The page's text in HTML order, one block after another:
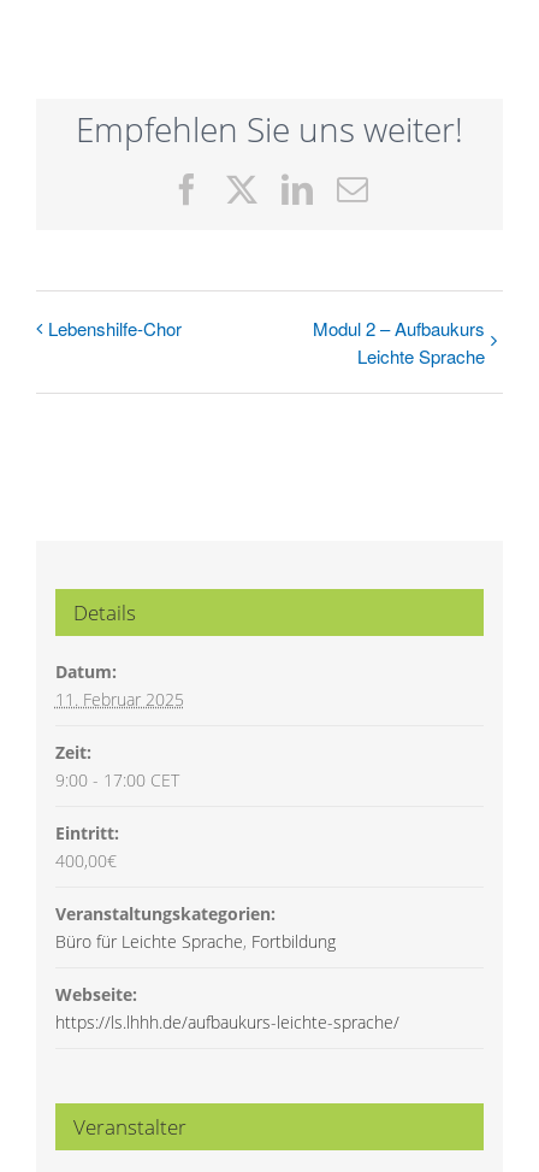
Empfehlen Sie uns weiter!
FacebookLinkedIn
E-
Lebens­hilfe-­Chor
Modul 2 – Aufbaukurs
Leichte Sprache
Details
Datum:
11. Februar 2025
Zeit:
9:00 - 17:00 CET
Eintritt:
400,00€
Veranstaltungskategorien:
Büro für Leichte Sprache, Fortbildung
Webseite:
https://ls.lhhh.de/aufbaukurs-leichte-sprache/
Veranstalter